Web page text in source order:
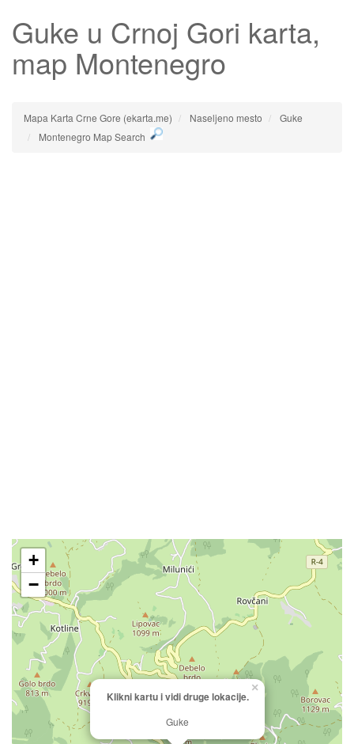
Guke u Crnoj Gori karta,
map Montenegro
Mapa Karta Crne Gore (ekarta.me) Naseljeno mesto
Guke
Montenegro Map Search
Klikni kartu i vidi druge lokacije.
Guke
×
+
−